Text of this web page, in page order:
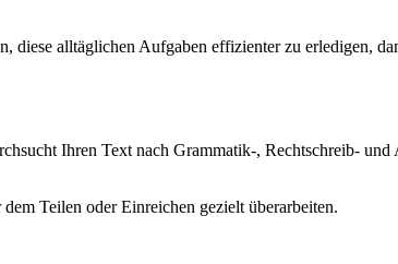
alltäglichen Aufgaben effizienter zu erledigen,
Ihren Text nach Grammatik-, Rechtschreib-
Teilen oder Einreichen gezielt überarbeiten.